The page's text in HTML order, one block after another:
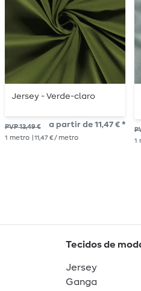
Jersey - Verde-claro
PVP 13,49 € a partir de 11,47 € *
1 metro | 11,47 € / metro 1
Tecidos de
Jersey
Ganga